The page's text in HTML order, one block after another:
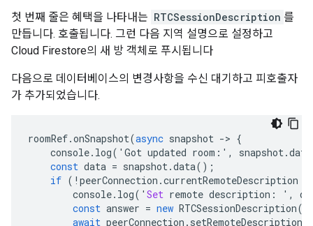
첫 번째 줄은 혜택을 나타내는 RTCSessionDescription 를
만듭니다. 호출됩니다. 그런 다음 지역 설명으로 설정하고
Cloud Firestore의 새 방 객체로 푸시됩니다
다음으로 데이터베이스의 변경사항을 수신 대기하고 피호출자
가 추가되었습니다.
roomRef.onSnapshot(async snapshot -> {
console. log( ' Got updated room : ' , snapshot.data
const data = snapshot.data();
if ( ! peerConnection .currentRemoteDescription
console. log( ' Set remote description : ' ,
const answer = new RTCSessionDescription(
await peerConnection . setRemoteDescription